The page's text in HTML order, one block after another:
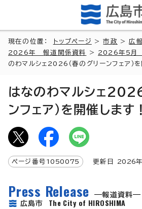
現在の位置： トップページ >市政 >広報
2026年 報道関係資料
> 2026年5月
のわマルシェ2026（春のグリーンフェア）を
はなのわマルシェ2026
ンフェア）を開催します！
ページ番号 1050075 更新日 2026
Press Release
報道資料
広島市 The City of HIROSHIMA